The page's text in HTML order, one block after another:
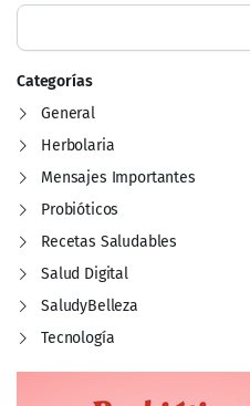
Categorías
General
Herbolaria
Mensajes Importantes
Probióticos
Recetas Saludables
Salud Digital
SaludyBelleza
Tecnología